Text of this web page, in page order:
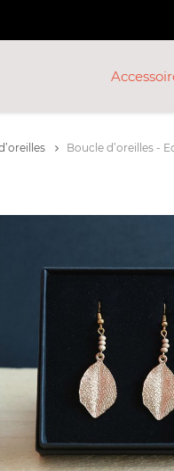
Boucle d’oreilles -